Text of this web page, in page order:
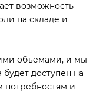
возможность
на складе и
объемами, и мы
будет доступен на
потребностям и